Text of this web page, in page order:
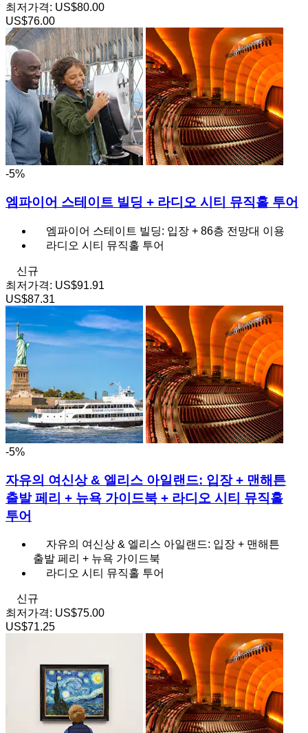
최저가격: US$80.00
US$76.00
-5%
엠파이어 스테이트 빌딩 + 라디오 시티 뮤직홀 투어
엠파이어 스테이트 빌딩: 입장 + 86층 전망대 이용
라디오 시티 뮤직홀 투어
신규
최저가격: US$91.91
US$87.31
-5%
자유의 여신상 & 엘리스 아일랜드: 입장 + 맨해튼
출발 페리 + 뉴욕 가이드북 + 라디오 시티 뮤직홀
투어
자유의 여신상 & 엘리스 아일랜드: 입장 + 맨해튼
출발 페리 + 뉴욕 가이드북
라디오 시티 뮤직홀 투어
신규
최저가격: US$75.00
US$71.25